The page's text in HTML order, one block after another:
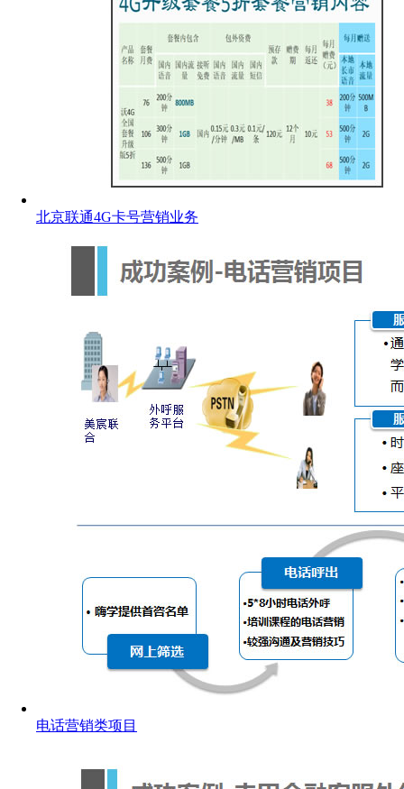
北京联通4G卡号营销业务
电话营销类项目